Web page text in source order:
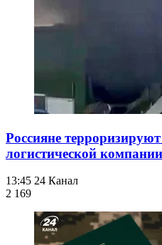
Россияне
логистической компании
13:45 24 Канал
2 169